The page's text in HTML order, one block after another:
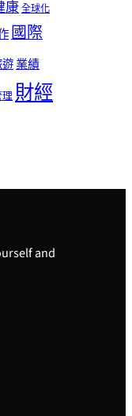
康全球化
國際
業績
理財經
and